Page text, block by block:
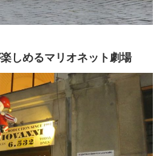
しめるマリオネット劇場